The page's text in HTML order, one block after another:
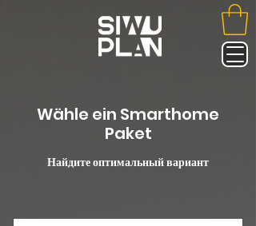
Wähle ein Smarthome
Paket
Найдите оптимальный вариант